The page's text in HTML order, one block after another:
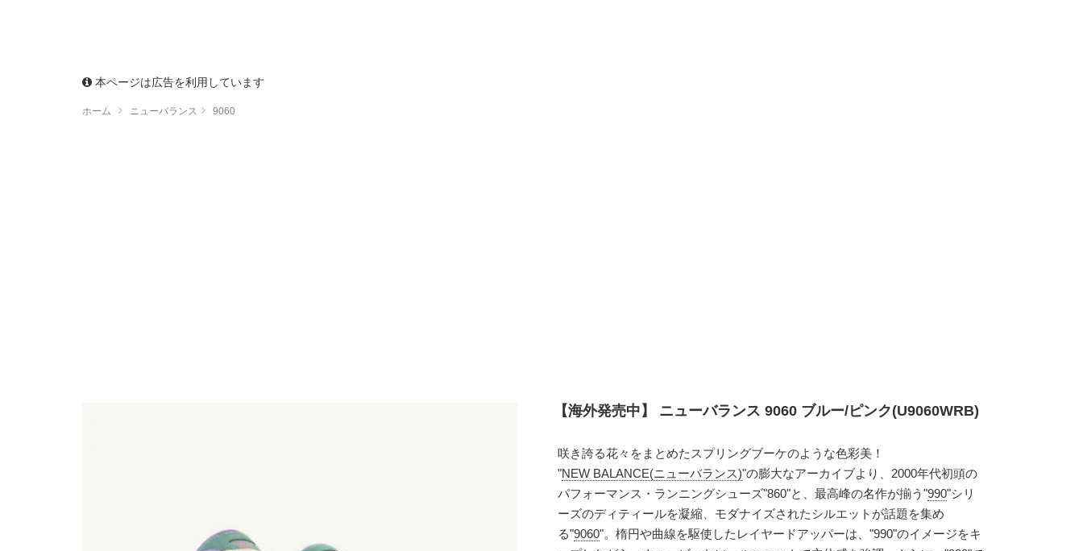
本ページは広告を利用しています
ホーム ニューバランス 9060
【海外発売中】 ニューバランス 9060 ブルー/ピンク(U9060WRB)
咲き誇る花々をまとめたスプリングブーケのような色彩美！
"NEW BALANCE(ニューバランス)"の膨大なアーカイブより、2000年代初頭の
パフォーマンス・ランニングシューズ"860"と、最高峰の名作が揃う"990"シリ
ーズのディティールを凝縮、モダナイズされたシルエットが話題を集め
る"9060"。楕円や曲線を駆使したレイヤードアッパーは、"990"のイメージをキ